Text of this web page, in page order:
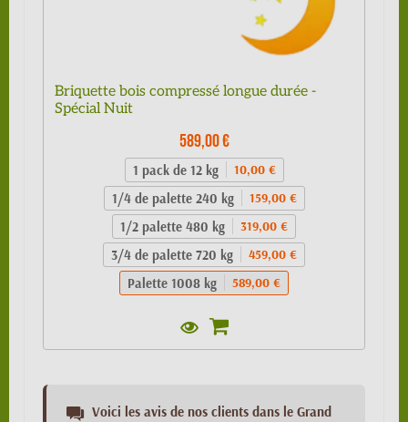
Briquette bois compressé longue durée -
Spécial Nuit
589,00 €
1 pack de 12 kg 10,00 €
1/4 de palette 240 kg 159,00 €
1/2 palette 480 kg 319,00 €
3/4 de palette 720 kg 459,00 €
Palette 1008 kg 589,00 €
Voici les avis de nos clients dans le Grand